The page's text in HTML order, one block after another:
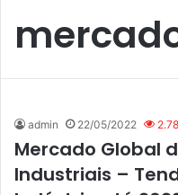
admin 22/05/2022
Mercado Global
Industriais –